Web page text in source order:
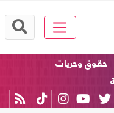
حقوق وحريات